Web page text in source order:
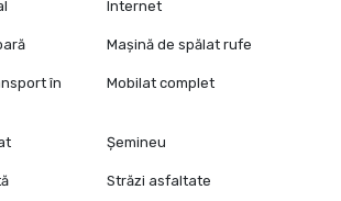
gaz în comună
investiție
oferind un raport foarte bun între suprafață,
Internet
Mașină de spălat rufe
în
Mobilat complet
Șemineu
Străzi asfaltate